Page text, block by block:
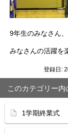
9年生のみなさん
みなさんの活躍を
登録日:
このカテゴリー内
1学期終業式